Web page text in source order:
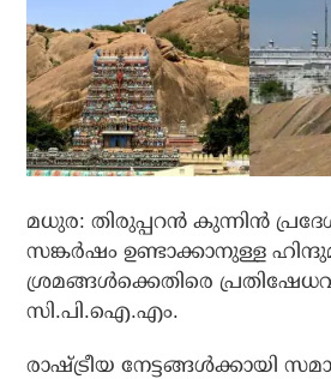
മധുര: തിരുപ്പറൻ കുന്നിൻ
സങ്കർഷം ഉണ്ടാക്കാനുള്ള
ശ്രമങ്ങൾക്കെതിരെ
സി.പി.ഐ.എം.
രാഷ്ട്രീയ നേട്ടങ്ങൾക്കായി